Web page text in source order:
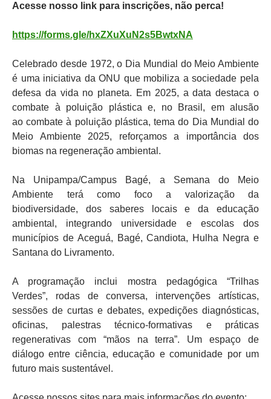
Acesse nosso link para inscrições, não perca!
https://forms.gle/hxZXuXuN2s5BwtxNA
Celebrado desde 1972, o Dia Mundial do Meio Ambiente
é uma iniciativa da ONU que mobiliza a sociedade pela
defesa da vida no planeta. Em 2025, a data destaca o
combate à poluição plástica e, no Brasil, em alusão
ao combate à poluição plástica, tema do Dia Mundial do
Meio Ambiente 2025, reforçamos a importância dos
biomas na regeneração ambiental.
Na Unipampa/Campus Bagé, a Semana do Meio
Ambiente terá como foco a valorização da
biodiversidade, dos saberes locais e da educação
ambiental, integrando universidade e escolas dos
municípios de Aceguá, Bagé, Candiota, Hulha Negra e
Santana do Livramento.
A programação inclui mostra pedagógica “Trilhas
Verdes”, rodas de conversa, intervenções artísticas,
sessões de curtas e debates, expedições diagnósticas,
oficinas, palestras técnico-formativas e práticas
regenerativas com “mãos na terra”. Um espaço de
diálogo entre ciência, educação e comunidade por um
futuro mais sustentável.